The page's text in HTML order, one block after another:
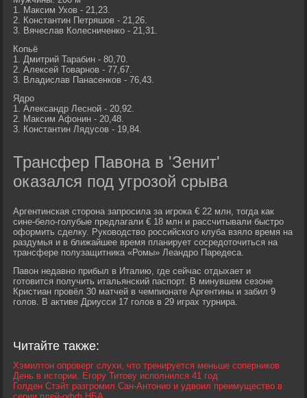
1. Максим Ухов - 21,23.
2. Константин Петряшов - 21,26.
3. Вячеслав Колесниченко - 21,31.
Копьё
1. Дмитрий Тарабин - 80,70.
2. Алексей Товарнов - 77,67.
3. Владислав Панасенков - 76,43.
Ядро
1. Александр Лесной - 20,92.
2. Максим Афонин - 20,48.
3. Константин Лядусов - 19,84.
Трансфер Павона в 'Зенит'
оказался под угрозой срыва
Аргентинская сторона запросила за игрока € 22 млн, тогда как
сине-бело-голубые предлагали € 18 млн и рассчитывали быстро
оформить сделку. Руководство российского клуба взяло время на
раздумья и в ближайшее время планирует сосредоточиться на
трансфере полузащитника «Ромы» Леандро Паредеса.
Павон недавно прибыл в Италию, где сейчас отдыхает и
готовится получить итальянский паспорт. В минувшем сезоне
Кристиан провёл 30 матчей в чемпионате Аргентины и забил 9
голов. В активе Дриусси 17 голов в 29 играх турнира.
Читайте также:
Хэмилтон опроверг слухи, что тренируется меньше соперников
День в истории. Егору Титову исполнился 41 год
Голден Стэйт разгромил Сан-Антонио и удвоил преимущество в